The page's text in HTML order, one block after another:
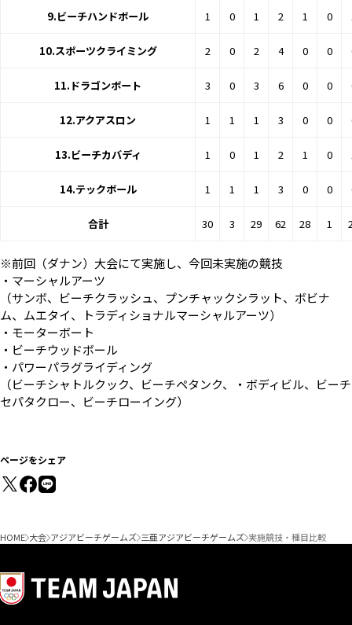
9.ビーチハンドボール 1 0 1 2 1 0
10.スポーツクライミング 2 0 2 4 0 0
11.ドラゴンボート 3 0 3 6 0 0
12.アクアスロン 1 1 1 3 0 0
13.ビーチカバディ 1 0 1 2 1 0
14.テックボール 1 1 1 3 0 0
合計 30 3 29 62 28 1
※前回（ダナン）大会にて実施し、今回未実施の競技
・マーシャルアーツ
（サンボ、ビーチクラッシュ、プンチャックシラット、ボビナ
ム、ムエタイ、トラディショナルマーシャルアーツ）
・モーターボート
・ビーチウッドボール
・パワーパラグライディング
（ビーチシャトルクック、ビーチペタンク、・ボディビル、ビーチ
セパタクロー、ビーチローイング）
ページをシェア
HOME 大会 アジアビーチゲームズ 三亜アジアビーチゲームズ 実施競技・種目比較